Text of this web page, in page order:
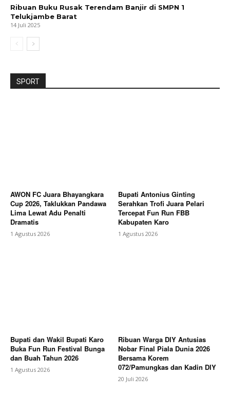
Ribuan Buku Rusak Terendam Banjir di SMPN 1
Telukjambe Barat
14 Juli 2025
SPORT
AWON FC Juara Bhayangkara
Cup 2026, Taklukkan Pandawa
Lima Lewat Adu Penalti
Dramatis
1 Agustus 2026
Bupati Antonius Ginting
Serahkan Trofi Juara Pelari
Tercepat Fun Run FBB
Kabupaten Karo
1 Agustus 2026
Bupati dan Wakil Bupati Karo
Buka Fun Run Festival Bunga
dan Buah Tahun 2026
1 Agustus 2026
Ribuan Warga DIY Antusias
Nobar Final Piala Dunia 2026
Bersama Korem
072/Pamungkas dan Kadin DIY
20 Juli 2026